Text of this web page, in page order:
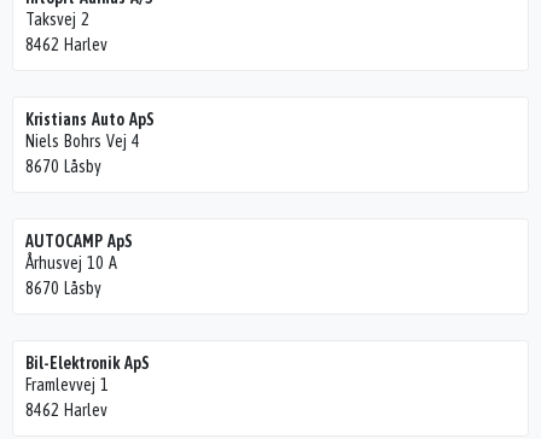
Taksvej 2
8462 Harlev
Kristians Auto ApS
Niels Bohrs Vej 4
8670 Låsby
AUTOCAMP ApS
Århusvej 10 A
8670 Låsby
Bil-Elektronik ApS
Framlevvej 1
8462 Harlev